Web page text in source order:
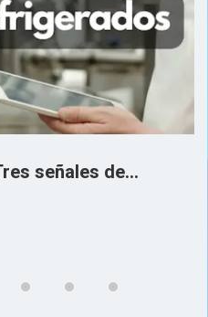
señales de…